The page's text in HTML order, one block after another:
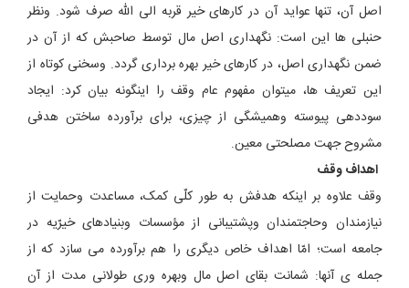
اصل آن، تنها عواید آن در کارهای خیر قربه الی الله صرف شود. ونظر
حنبلی ها این است: نگهداری اصل مال توسط صاحبش که از آن در
ضمن نگهداری اصل، در کارهای خیر بهره برداری گردد. وسخنی کوتاه از
این تعریف ها، میتوان مفهوم عام وقف را اینگونه بیان کرد: ایجاد
سوددهی پیوسته وهمیشگی از چیزی، برای برآورده ساختن هدفی
مشروح جهت مصلحتی معین.
اهداف وقف
وقف علاوه بر اینکه هدفش به طور کلّی کمک، مساعدت وحمایت از
نیازمندان وحاجتمندان وپشتیبانی از مؤسسات وبنیادهای خیرّیه در
جامعه است؛ امّا اهداف خاص دیگری را هم برآورده می سازد که از
جمله ی آنها: شمانت بقای اصل مال وبهره وری طولانی مدت از آن